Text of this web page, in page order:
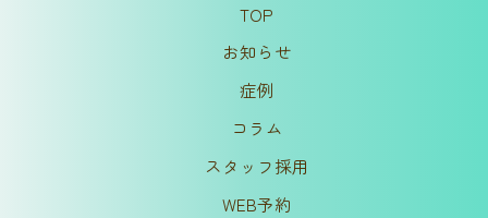
TOP
お知らせ
症例
コラム
スタッフ採用
WEB予約